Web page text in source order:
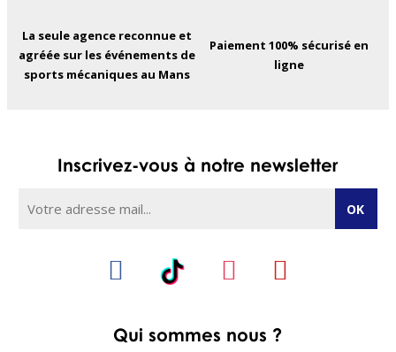
La seule agence reconnue et
agréée sur les événements de
sports mécaniques au Mans
Paiement 100% sécurisé en
ligne
Qui sommes nous ?
Inscrivez-vous à notre newsletter